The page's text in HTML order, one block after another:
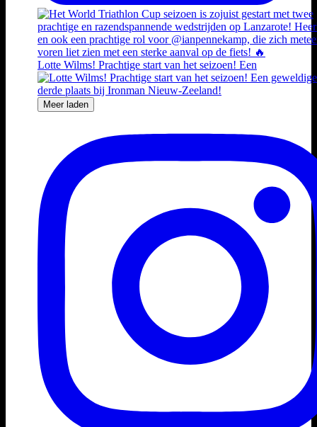
Lotte Wilms! Prachtige start van het seizoen! Een
Meer laden